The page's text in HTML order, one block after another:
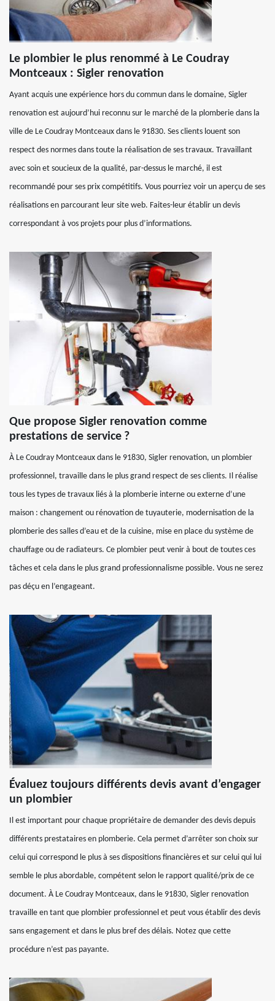
Le plombier le plus renommé à Le Coudray
Montceaux : Sigler renovation
Ayant acquis une expérience hors du commun dans le domaine, Sigler
renovation est aujourd’hui reconnu sur le marché de la plomberie dans la
ville de Le Coudray Montceaux dans le 91830. Ses clients louent son
respect des normes dans toute la réalisation de ses travaux. Travaillant
avec soin et soucieux de la qualité, par-dessus le marché, il est
recommandé pour ses prix compétitifs. Vous pourriez voir un aperçu de ses
réalisations en parcourant leur site web. Faites-leur établir un devis
correspondant à vos projets pour plus d’informations.
Que propose Sigler renovation comme
prestations de service ?
À Le Coudray Montceaux dans le 91830, Sigler renovation, un plombier
professionnel, travaille dans le plus grand respect de ses clients. Il réalise
tous les types de travaux liés à la plomberie interne ou externe d’une
maison : changement ou rénovation de tuyauterie, modernisation de la
plomberie des salles d’eau et de la cuisine, mise en place du système de
chauffage ou de radiateurs. Ce plombier peut venir à bout de toutes ces
tâches et cela dans le plus grand professionnalisme possible. Vous ne serez
pas déçu en l’engageant.
Évaluez toujours différents devis avant d’engager
un plombier
Il est important pour chaque propriétaire de demander des devis depuis
différents prestataires en plomberie. Cela permet d’arrêter son choix sur
celui qui correspond le plus à ses dispositions financières et sur celui qui lui
semble le plus abordable, compétent selon le rapport qualité/prix de ce
document. À Le Coudray Montceaux, dans le 91830, Sigler renovation
travaille en tant que plombier professionnel et peut vous établir des devis
sans engagement et dans le plus bref des délais. Notez que cette
procédure n’est pas payante.